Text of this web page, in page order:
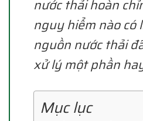
nước thải hoàn
nguy hiểm nào có
nguồn nước thải
xử lý một phần
Mục lục